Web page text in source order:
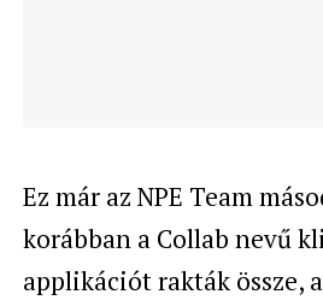
Ez már az NPE Team
korábban a Collab nevű
applikációt rakták össze,